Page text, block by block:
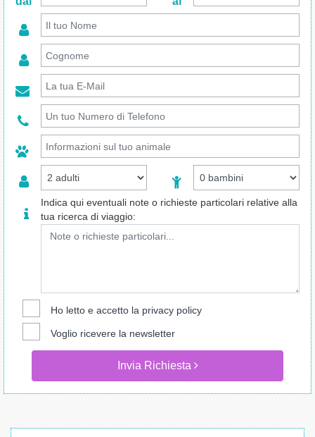
Indica qui eventuali note o richieste particolari relative alla
tua ricerca di viaggio:
Ho letto e accetto la privacy policy
Voglio ricevere la newsletter
Invia Richiesta